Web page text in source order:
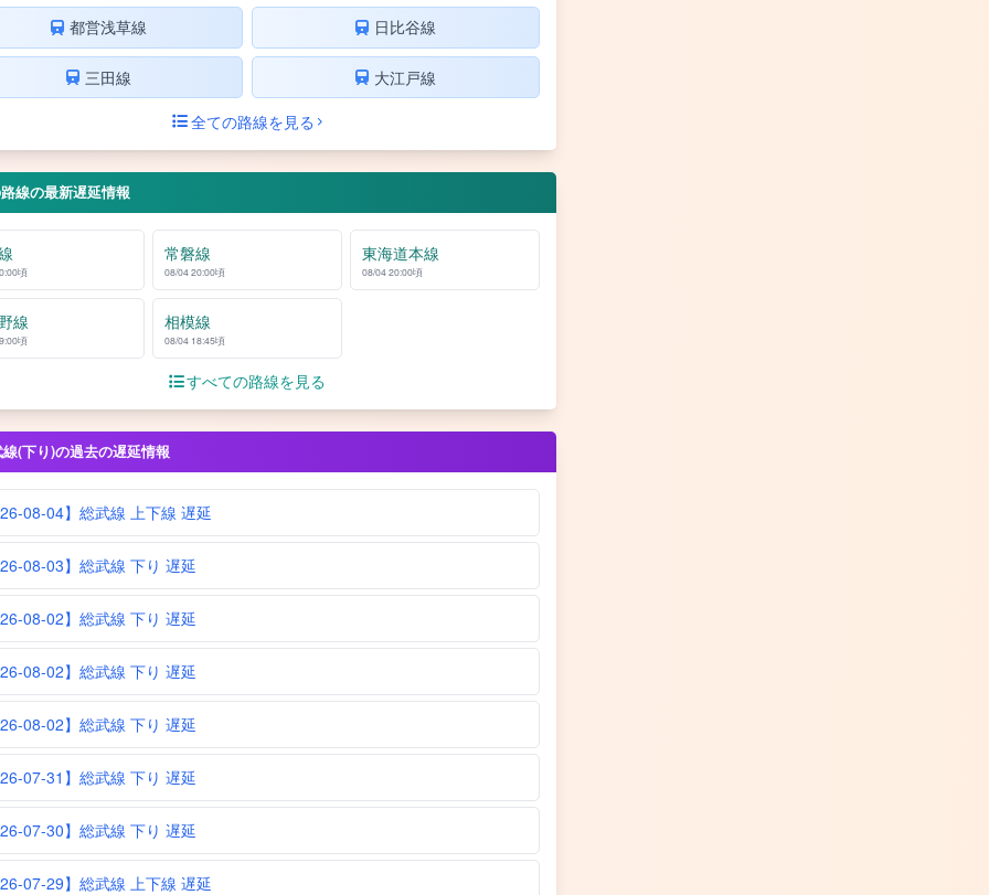
都営浅草線 日比谷線
三田線
大江戸線
全ての路線を見る
線の最新遅延情報
頃
常磐線
08/04 20:00頃
東海道本線
08/04 20:00頃
線
頃
相模線
08/04 18:45頃
すべての路線を見る
(下り)の過去の遅延情報
08-04】総武線 上下線 遅延
08-03】総武線 下り 遅延
08-02】総武線 下り 遅延
08-02】総武線 下り 遅延
08-02】総武線 下り 遅延
07-31】総武線 下り 遅延
07-30】総武線 下り 遅延
07-29】総武線 上下線 遅延